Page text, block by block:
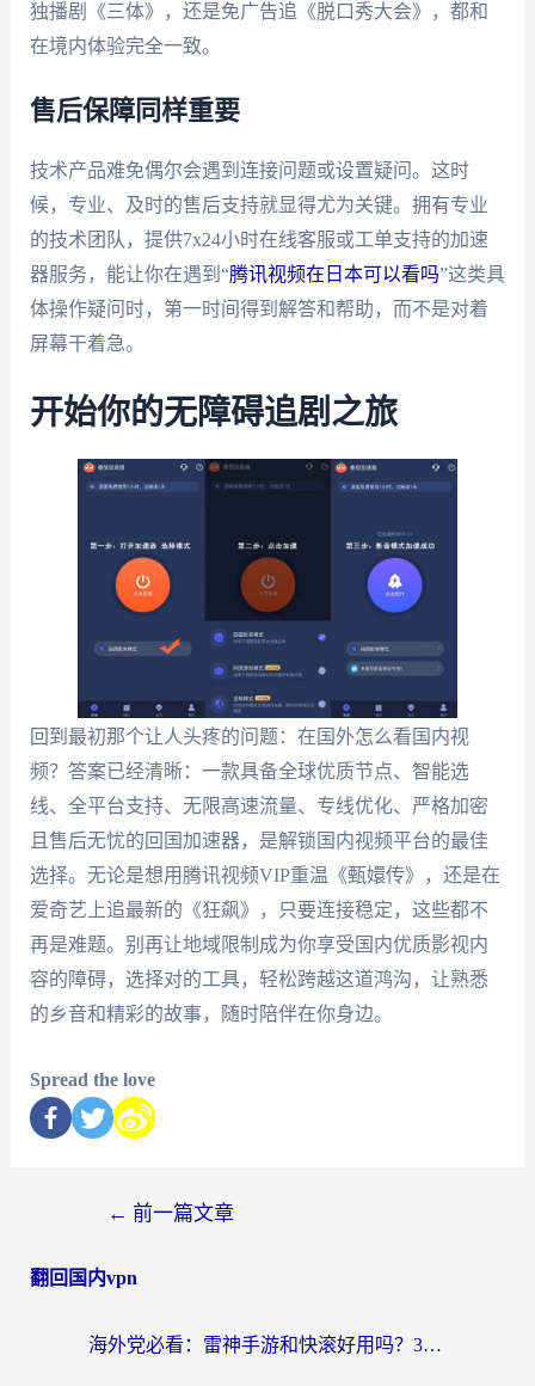
独播剧《三体》，还是免广告追《脱口秀大会》，都和
在境内体验完全一致。
售后保障同样重要
技术产品难免偶尔会遇到连接问题或设置疑问。这时
候，专业、及时的售后支持就显得尤为关键。拥有专业
的技术团队，提供7x24小时在线客服或工单支持的加速
器服务，能让你在遇到“腾讯视频在日本可以看吗”这类具
体操作疑问时，第一时间得到解答和帮助，而不是对着
屏幕干着急。
开始你的无障碍追剧之旅
回到最初那个让人头疼的问题：在国外怎么看国内视
频？答案已经清晰：一款具备全球优质节点、智能选
线、全平台支持、无限高速流量、专线优化、严格加密
且售后无忧的回国加速器，是解锁国内视频平台的最佳
选择。无论是想用腾讯视频VIP重温《甄嬛传》，还是在
爱奇艺上追最新的《狂飙》，只要连接稳定，这些都不
再是难题。别再让地域限制成为你享受国内优质影视内
容的障碍，选择对的工具，轻松跨越这道鸿沟，让熟悉
的乡音和精彩的故事，随时陪伴在你身边。
Spread the love
← 前一篇文章
翻回国内vpn
海外党必看：雷神手游和快滚好用吗？3步选对回国加速器无缝刷国内资源